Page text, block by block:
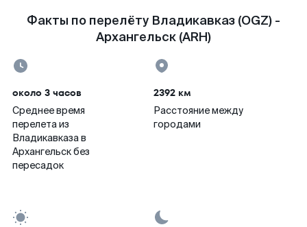
Факты по перелёту Владикавказ (OGZ) -
Архангельск (ARH)
около 3 часов
Среднее время
перелета из
Владикавказа в
Архангельск без
пересадок
2392 км
Расстояние между
городами